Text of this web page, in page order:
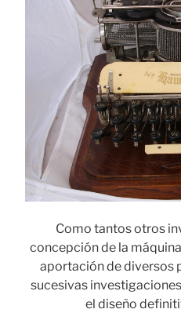
Como tantos otros
concepción de la
aportación de diversos
sucesivas
el diseño